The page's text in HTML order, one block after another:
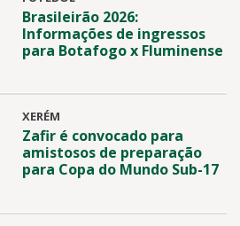
Brasileirão 2026:
Informações de ingressos
para Botafogo x Fluminense
XERÉM
Zafir é convocado para
amistosos de preparação
para Copa do Mundo Sub-17